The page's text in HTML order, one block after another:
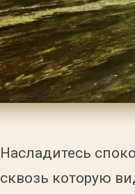
Насладитесь
сквозь которую